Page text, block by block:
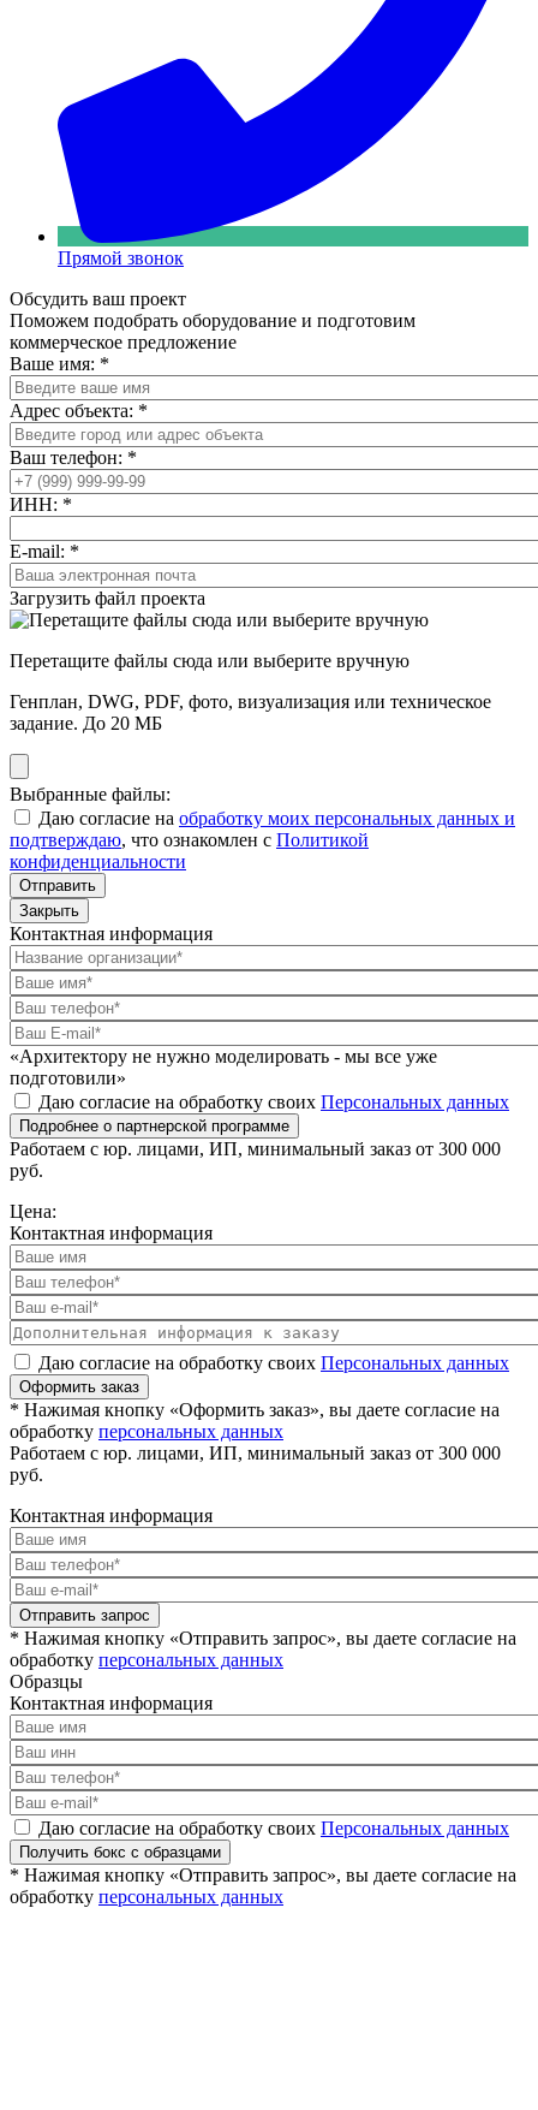
Прямой звонок
Обсудить ваш проект
Поможем подобрать оборудование и подготовим
коммерческое предложение
Ваше имя: *
Адрес объекта: *
Ваш телефон: *
ИНН: *
E-mail: *
Загрузить файл проекта
Перетащите файлы сюда или выберите вручную
Генплан, DWG, PDF, фото, визуализация или техническое
задание. До 20 МБ
Выбранные файлы:
Даю согласие на обработку моих персональных данных и
подтверждаю, что ознакомлен с Политикой
конфиденциальности
Отправить
Закрыть
Контактная информация
«Архитектору не нужно моделировать - мы все уже
подготовили»
Даю согласие на обработку своих Персональных данных
Подробнее о партнерской программе
Работаем с юр. лицами, ИП, минимальный заказ от 300 000
руб.
Цена:
Контактная информация
Даю согласие на обработку своих Персональных данных
Оформить заказ
* Нажимая кнопку «Оформить заказ», вы даете согласие на
обработку персональных данных
Работаем с юр. лицами, ИП, минимальный заказ от 300 000
руб.
Контактная информация
Отправить запрос
* Нажимая кнопку «Отправить запрос», вы даете согласие на
обработку персональных данных
Образцы
Контактная информация
Даю согласие на обработку своих Персональных данных
Получить бокс с образцами
* Нажимая кнопку «Отправить запрос», вы даете согласие на
обработку персональных данных